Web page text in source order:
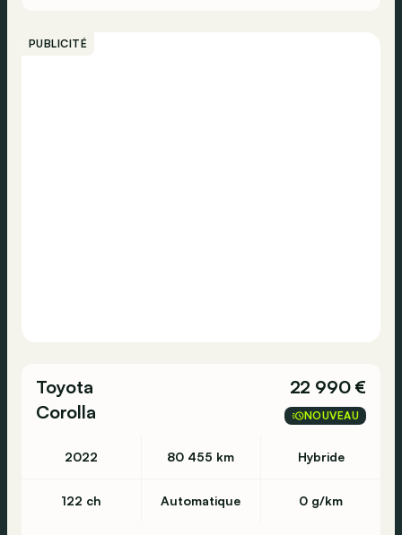
PUBLICITÉ
Toyota
Corolla
22 990 €
NOUVEAU
2022 80 455 km Hybride
122 ch Automatique 0 g/km